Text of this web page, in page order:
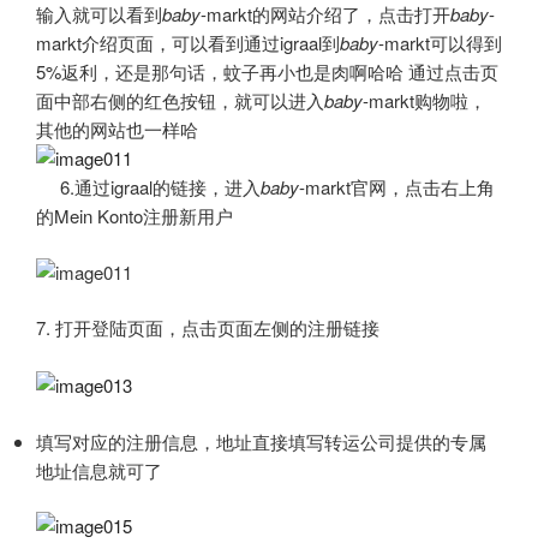
输入就可以看到baby-markt的网站介绍了，点击打开baby-
markt介绍页面，可以看到通过igraal到baby-markt可以得到
5%返利，还是那句话，蚊子再小也是肉啊哈哈 通过点击页
面中部右侧的红色按钮，就可以进入baby-markt购物啦，
其他的网站也一样哈
6.通过igraal的链接，进入baby-markt官网，点击右上角
的Mein Konto注册新用户
7. 打开登陆页面，点击页面左侧的注册链接
填写对应的注册信息，地址直接填写转运公司提供的专属
地址信息就可了